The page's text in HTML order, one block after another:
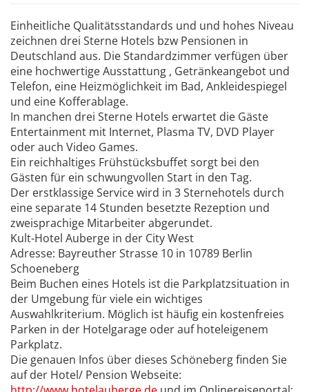
Einheitliche Qualitätsstandards und und hohes Niveau
zeichnen drei Sterne Hotels bzw Pensionen in
Deutschland aus. Die Standardzimmer verfügen über
eine hochwertige Ausstattung , Getränkeangebot und
Telefon, eine Heizmöglichkeit im Bad, Ankleidespiegel
und eine Kofferablage.
In manchen drei Sterne Hotels erwartet die Gäste
Entertainment mit Internet, Plasma TV, DVD Player
oder auch Video Games.
Ein reichhaltiges Frühstücksbuffet sorgt bei den
Gästen für ein schwungvollen Start in den Tag.
Der erstklassige Service wird in 3 Sternehotels durch
eine separate 14 Stunden besetzte Rezeption und
zweisprachige Mitarbeiter abgerundet.
Kult-Hotel Auberge in der City West
Adresse: Bayreuther Strasse 10 in 10789 Berlin
Schoeneberg
Beim Buchen eines Hotels ist die Parkplatzsituation in
der Umgebung für viele ein wichtiges
Auswahlkriterium. Möglich ist häufig ein kostenfreies
Parken in der Hotelgarage oder auf hoteleigenem
Parkplatz.
Die genauen Infos über dieses Schöneberg finden Sie
auf der Hotel/ Pension Webseite: